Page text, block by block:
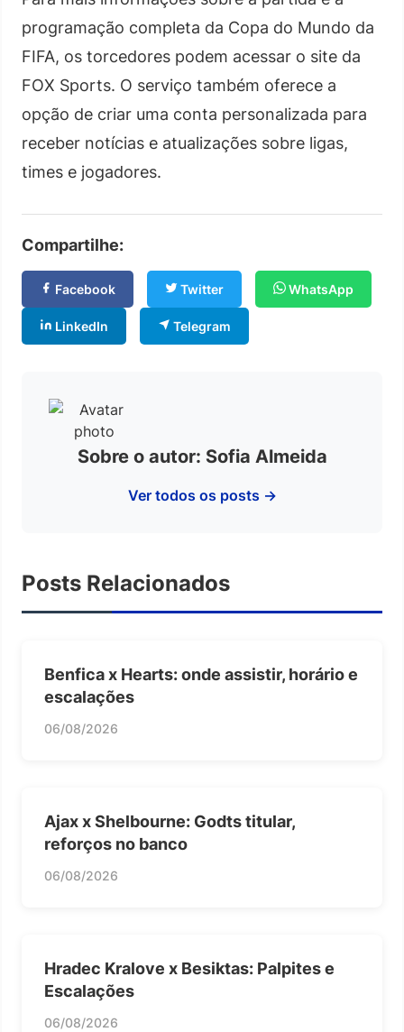
programação completa da Copa do Mundo da
FIFA, os torcedores podem acessar o site da
FOX Sports. O serviço também oferece a
opção de criar uma conta personalizada para
receber notícias e atualizações sobre ligas,
times e jogadores.
Compartilhe:
Facebook Twitter WhatsApp
LinkedIn Telegram
Sobre o autor: Sofia Almeida
Ver todos os posts →
Posts Relacionados
Benfica x Hearts: onde assistir, horário e
escalações
06/08/2026
Ajax x Shelbourne: Godts titular,
reforços no banco
06/08/2026
Hradec Kralove x Besiktas: Palpites e
Escalações
06/08/2026